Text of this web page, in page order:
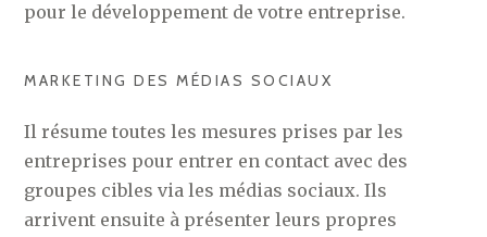
pour le développement de votre entreprise.
MARKETING DES MÉDIAS SOCIAUX
Il résume toutes les mesures prises par les
entreprises pour entrer en contact avec des
groupes cibles via les médias sociaux. Ils
arrivent ensuite à présenter leurs propres